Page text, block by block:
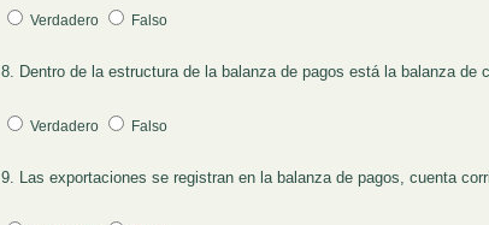
Verdadero Falso
Pregunta 8
8. Dentro de la estructura de la balanza de pagos está la balanza de
Verdadero Falso
Pregunta 9
9. Las exportaciones se registran en la balanza de pagos, cuenta